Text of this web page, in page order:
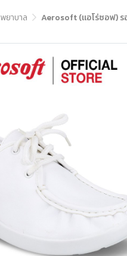
ยาบาล Aerosoft (แอโร่ซอฟ)